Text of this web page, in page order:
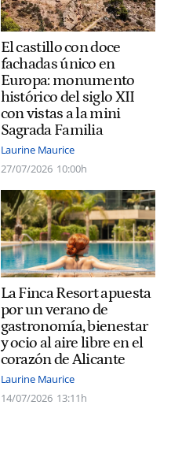
El castillo con doce
fachadas único en
Europa: monumento
histórico del siglo XII
con vistas a la mini
Sagrada Familia
Laurine Maurice
27/07/2026 10:00h
La Finca Resort apuesta
por un verano de
gastronomía, bienestar
y ocio al aire libre en el
corazón de Alicante
Laurine Maurice
14/07/2026 13:11h